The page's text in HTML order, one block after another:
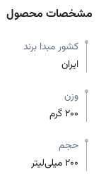
مشخصات محصول
کشور مبدا برند
ایران
وزن
200 گرم
حجم
200 میلی‌لیتر